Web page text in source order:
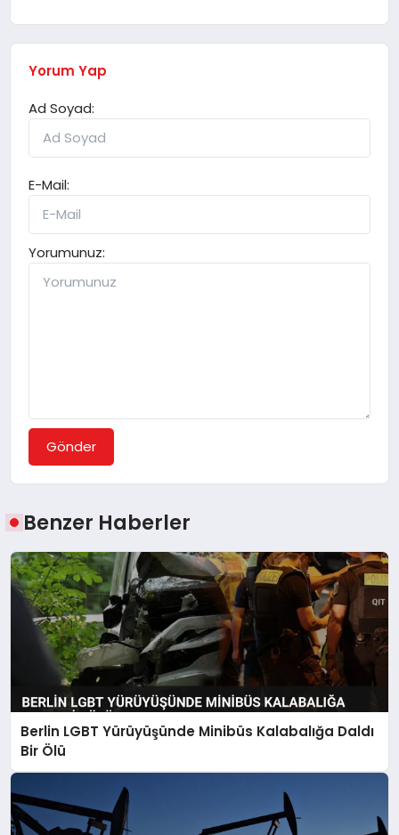
Yorum Yap
Ad Soyad:
E-Mail:
Yorumunuz:
Gönder
Benzer Haberler
Berlin LGBT Yürüyüşünde Minibüs Kalabalığa Daldı
Bir Ölü